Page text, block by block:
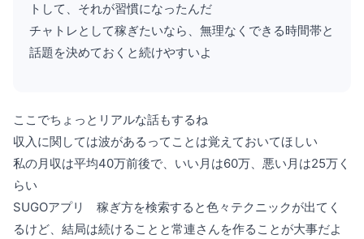
トして、それが習慣になったんだ
チャトレとして稼ぎたいなら、無理なくできる時間帯と
話題を決めておくと続けやすいよ
ここでちょっとリアルな話もするね
収入に関しては波があるってことは覚えておいてほしい
私の月収は平均40万前後で、いい月は60万、悪い月は25万く
らい
SUGOアプリ 稼ぎ方を検索すると色々テクニックが出てく
るけど、結局は続けることと常連さんを作ることが大事だよ